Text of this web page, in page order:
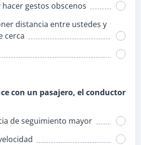
gestos obscenos
distancia entre ustedes y
cerca
con un pasajero, el conductor
de seguimiento mayor